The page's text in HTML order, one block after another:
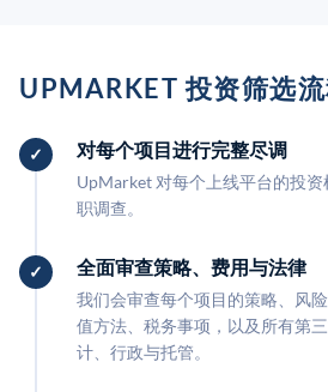
UPMARKET 投资筛选
对每个项目进行完整尽调
UpMarket 对每个上线平台的投
职调查。
全面审查策略、费用与法律
我们会审查每个项目的策略、风
值方法、税务事项，以及所有第
计、行政与托管。